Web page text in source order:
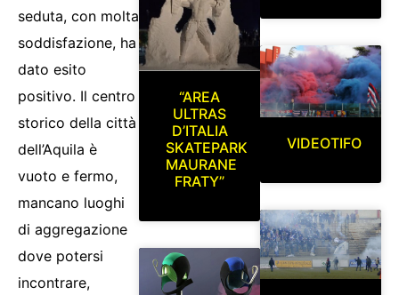
seduta, con molta
soddisfazione, ha
dato esito
positivo. Il centro
storico della città
dell’Aquila è
vuoto e fermo,
mancano luoghi
di aggregazione
dove potersi
incontrare,
“AREA
ULTRAS
D’ITALIA
SKATEPARK
MAURANE
FRATY”
VIDEOTIFO